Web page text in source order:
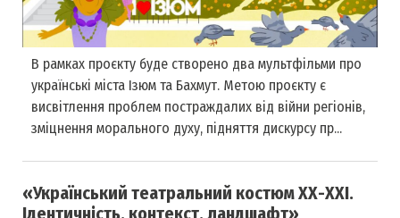
В рамках проєкту буде створено два мультфільми про
українські міста Ізюм та Бахмут. Метою проєкту є
висвітлення проблем постраждалих від війни регіонів,
зміцнення морального духу, підняття дискурсу пр...
«Український театральний костюм ХХ-ХХІ.
Ідентичність, контекст, ландшафт»